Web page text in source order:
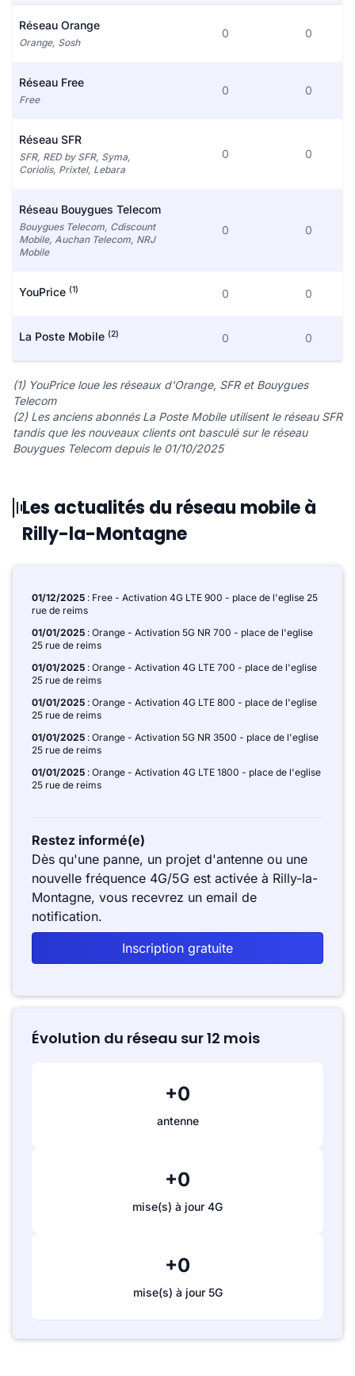
Réseau Orange
Orange, Sosh
0 0
Réseau Free
Free
0 0
Réseau SFR
SFR, RED by SFR, Syma,
Coriolis, Prixtel, Lebara
0 0
Réseau Bouygues Telecom
Bouygues Telecom, Cdiscount
Mobile, Auchan Telecom, NRJ
Mobile
0 0
YouPrice (1) 0 0
La Poste Mobile (2) 0 0
(1) YouPrice loue les réseaux d'Orange, SFR et Bouygues
Telecom
(2) Les anciens abonnés La Poste Mobile utilisent le réseau SFR
tandis que les nouveaux clients ont basculé sur le réseau
Bouygues Telecom depuis le 01/10/2025
Les actualités du réseau mobile à
Rilly-la-Montagne
01/12/2025 : Free - Activation 4G LTE 900 - place de l'eglise 25
rue de reims
01/01/2025 : Orange - Activation 5G NR 700 - place de l'eglise
25 rue de reims
01/01/2025 : Orange - Activation 4G LTE 700 - place de l'eglise
25 rue de reims
01/01/2025 : Orange - Activation 4G LTE 800 - place de l'eglise
25 rue de reims
01/01/2025 : Orange - Activation 5G NR 3500 - place de l'eglise
25 rue de reims
01/01/2025 : Orange - Activation 4G LTE 1800 - place de l'eglise
25 rue de reims
Restez informé(e)
Dès qu'une panne, un projet d'antenne ou une
nouvelle fréquence 4G/5G est activée à Rilly-la-
Montagne, vous recevrez un email de
notification.
Inscription gratuite
Évolution du réseau sur 12 mois
+0
antenne
+0
mise(s) à jour 4G
+0
mise(s) à jour 5G